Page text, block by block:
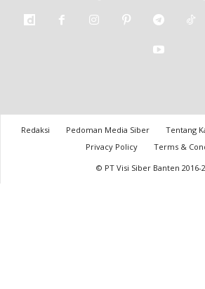
Redaksi Pedoman Media Siber Tentang
Privacy Policy
Terms &
© PT Visi Siber Banten 2016-